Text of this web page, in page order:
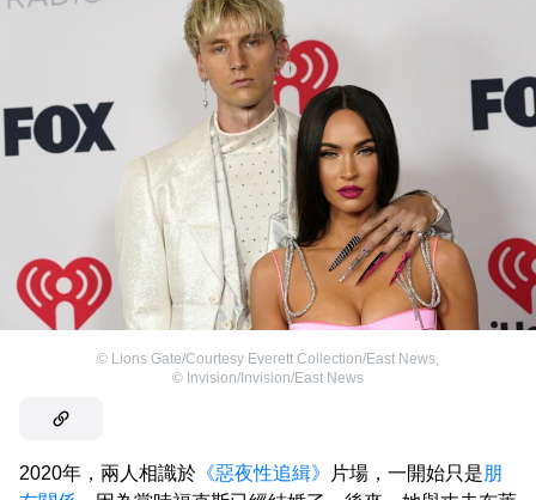
© Lions Gate/Courtesy Everett Collection/East News
© Invision/Invision/East News
2020年，兩人相識於 《惡夜性追緝》 片場，一開始只是朋